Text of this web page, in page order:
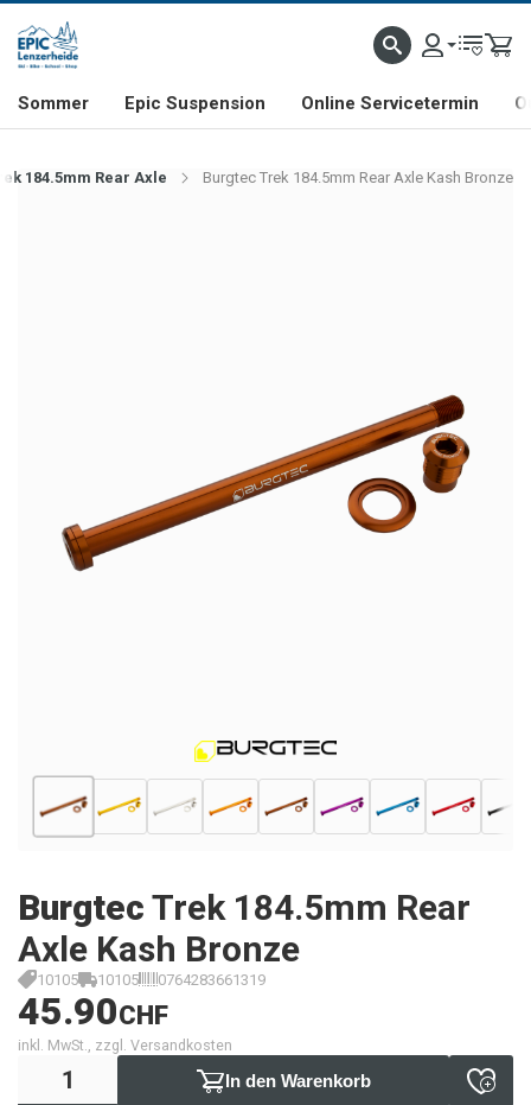
& FREERIDE-SPEZIALIST SCHWEIZER FIRMA SHOP & SHOWROOM IN
Sommer Epic Suspension Online Servicetermin
184.5mm Rear Axle Burgtec Trek 184.5mm Rear Axle Kash Bronze
Burgtec Trek 184.5mm Rear
Axle Kash Bronze
10105 10105 0764283661319
45.90CHF
inkl. MwSt., zzgl. Versandkosten
In den Warenkorb